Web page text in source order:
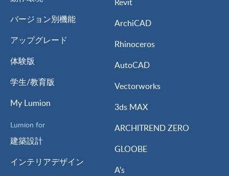
バージョン別機能
アップグレード
体験版
学生/教育版
My Lumion
Lumion for
建築設計
インテリアデザイン
ArchiCAD
Rhinoceros
AutoCAD
Vectorworks
3ds MAX
ARCHITREND ZERO
GLOOBE
A’s